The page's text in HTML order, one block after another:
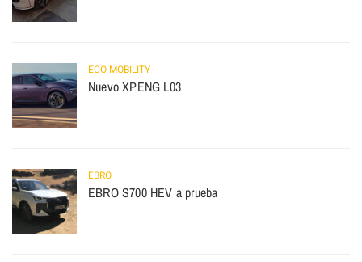
ECO MOBILITY
Nuevo XPENG L03
EBRO
EBRO S700 HEV a prueba